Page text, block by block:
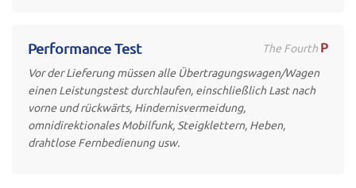
The Fourth P
Performance Test
Vor der Lieferung müssen alle Übertragungswagen/Wagen
einen Leistungstest durchlaufen, einschließlich Last nach
vorne und rückwärts, Hindernisvermeidung,
omnidirektionales Mobilfunk, Steigklettern, Heben,
drahtlose Fernbedienung usw.